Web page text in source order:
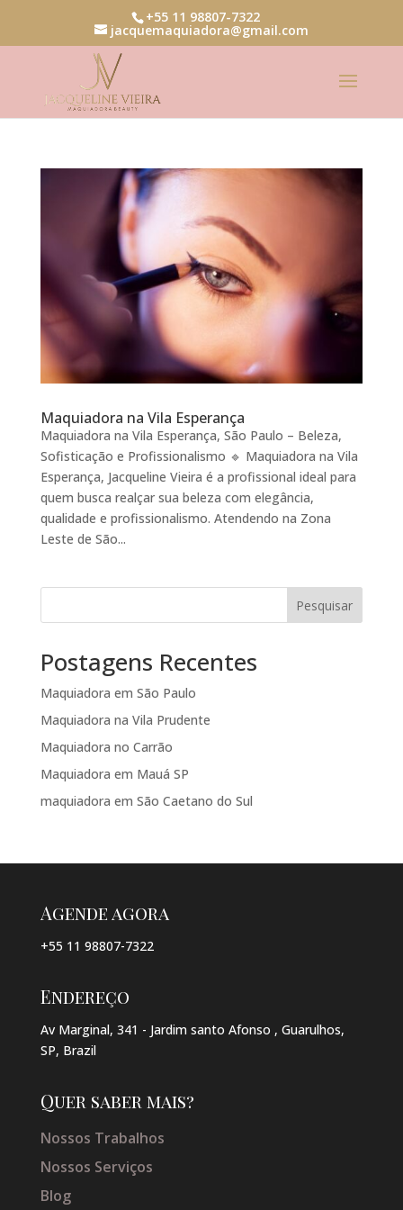
+55 11 98807-7322
jacquemaquiadora@gmail.com
Maquiadora na Vila Esperança
Maquiadora na Vila Esperança, São Paulo – Beleza,
Sofisticação e Profissionalismo 🔹 Maquiadora na Vila
Esperança, Jacqueline Vieira é a profissional ideal para
quem busca realçar sua beleza com elegância,
qualidade e profissionalismo. Atendendo na Zona
Leste de São...
Pesquisar
Postagens Recentes
Maquiadora em São Paulo
Maquiadora na Vila Prudente
Maquiadora no Carrão
Maquiadora em Mauá SP
maquiadora em São Caetano do Sul
Agende agora
+55 11 98807-7322
Endereço
Av Marginal, 341 - Jardim santo Afonso , Guarulhos,
SP, Brazil
Quer saber mais?
Nossos Trabalhos
Nossos Serviços
Blog